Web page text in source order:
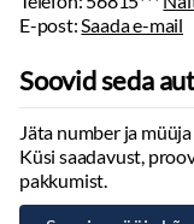
E-post:Saada e-mail
Soovid seda
Jäta number ja
Küsi saadavust,
pakkumist.